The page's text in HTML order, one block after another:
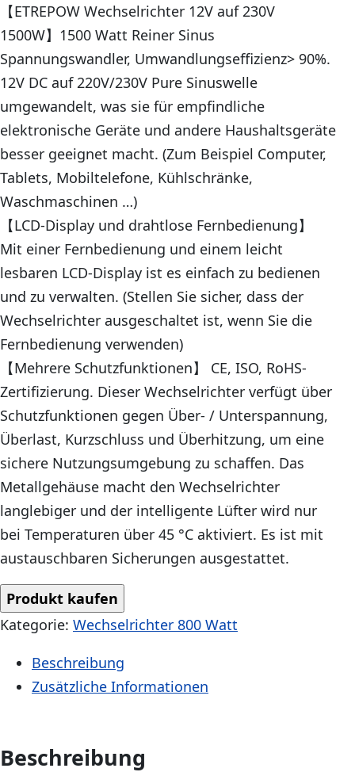
【ETREPOW Wechselrichter 12V auf 230V
1500W】1500 Watt Reiner Sinus
Spannungswandler, Umwandlungseffizienz> 90%.
12V DC auf 220V/230V Pure Sinuswelle
umgewandelt, was sie für empfindliche
elektronische Geräte und andere Haushaltsgeräte
besser geeignet macht. (Zum Beispiel Computer,
Tablets, Mobiltelefone, Kühlschränke,
Waschmaschinen …)
【LCD-Display und drahtlose Fernbedienung】
Mit einer Fernbedienung und einem leicht
lesbaren LCD-Display ist es einfach zu bedienen
und zu verwalten. (Stellen Sie sicher, dass der
Wechselrichter ausgeschaltet ist, wenn Sie die
Fernbedienung verwenden)
【Mehrere Schutzfunktionen】 CE, ISO, RoHS-
Zertifizierung. Dieser Wechselrichter verfügt über
Schutzfunktionen gegen Über- / Unterspannung,
Überlast, Kurzschluss und Überhitzung, um eine
sichere Nutzungsumgebung zu schaffen. Das
Metallgehäuse macht den Wechselrichter
langlebiger und der intelligente Lüfter wird nur
bei Temperaturen über 45 °C aktiviert. Es ist mit
austauschbaren Sicherungen ausgestattet.
Produkt kaufen
Kategorie: Wechselrichter 800 Watt
Beschreibung
Zusätzliche Informationen
Beschreibung